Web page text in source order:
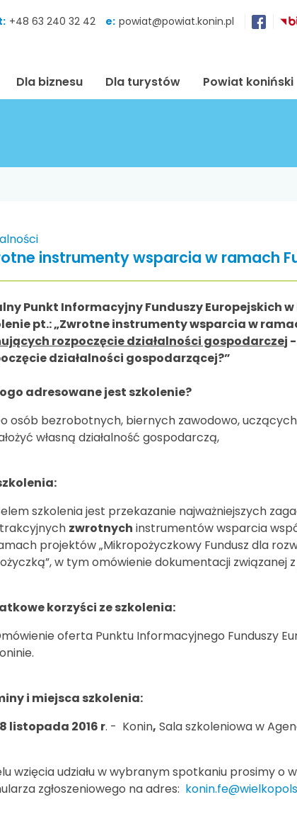
+48 63 240 32 42 e: powiat@powiat.konin.pl
Dla biznesu Dla turystów Powiat koniński
instrumenty wsparcia w ramach
Punkt Informacyjny Funduszy Europejskich
pt.: „Zwrotne instrumenty wsparcia w
rozpoczęcie działalności gospodarczej
działalności gospodarzącej?”
adresowane jest szkolenie?
osób bezrobotnych, biernych zawodowo,
własną działalność gospodarczą,
szkolenia jest przekazanie najważniejszych
zwrotnych instrumentów wsparcia
projektów „Mikropożyczkowy Fundusz dla
w tym omówienie dokumentacji związanej
korzyści ze szkolenia:
oferta Punktu Informacyjnego Funduszy
i miejsca szkolenia:
listopada 2016 r. - Konin, Sala szkoleniowa w
wzięcia udziału w wybranym spotkaniu prosimy o
zgłoszeniowego na adres: